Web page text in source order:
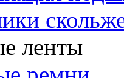
ленты